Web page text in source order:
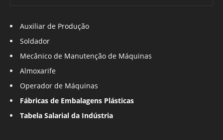
Auxiliar de Produção
Soldador
Mecânico de Manutenção de Máquinas
Almoxarife
Operador de Máquinas
Fábricas de Embalagens Plásticas
Tabela Salarial da Indústria